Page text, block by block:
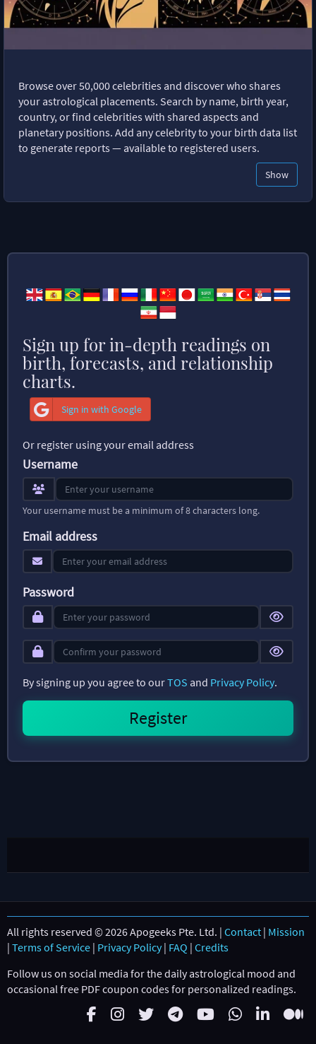
Browse over 50,000 celebrities and discover who shares
your astrological placements. Search by name, birth year,
country, or find celebrities with shared aspects and
planetary positions. Add any celebrity to your birth data list
to generate reports — available to registered users.
Show
Sign up for in-depth readings on
birth, forecasts, and relationship
charts.
Sign in with Google
Or register using your email address
Username
Your username must be a minimum of 8 characters long.
Email address
Password
By signing up you agree to ourTOS and Privacy Policy.
All rights reserved © 2026 Apogeeks Pte. Ltd. | Contact | Mission
| Terms of Service | Privacy Policy| FAQ | Credits
Follow us on social media for the daily astrological mood and
occasional free PDF coupon codes for personalized readings.